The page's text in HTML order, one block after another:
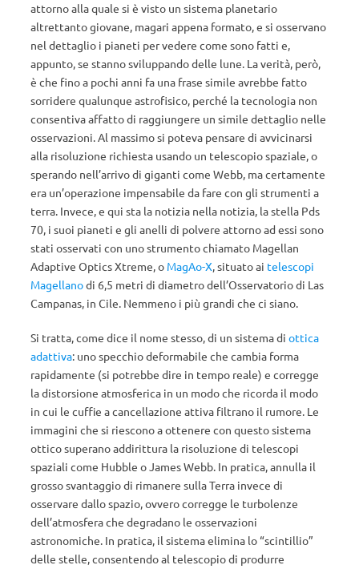
attorno alla quale si è visto un sistema planetario
altrettanto giovane, magari appena formato, e si osservano
nel dettaglio i pianeti per vedere come sono fatti e,
appunto, se stanno sviluppando delle lune. La verità, però,
è che fino a pochi anni fa una frase simile avrebbe fatto
sorridere qualunque astrofisico, perché la tecnologia non
consentiva affatto di raggiungere un simile dettaglio nelle
osservazioni. Al massimo si poteva pensare di avvicinarsi
alla risoluzione richiesta usando un telescopio spaziale, o
sperando nell’arrivo di giganti come Webb, ma certamente
era un’operazione impensabile da fare con gli strumenti a
terra. Invece, e qui sta la notizia nella notizia, la stella Pds
70, i suoi pianeti e gli anelli di polvere attorno ad essi sono
stati osservati con uno strumento chiamato Magellan
Adaptive Optics Xtreme, o MagAo-X, situato ai telescopi
Magellanodi 6,5 metri di diametro dell’Osservatorio di Las
Campanas, in Cile. Nemmeno i più grandi che ci siano.
Si tratta, come dice il nome stesso, di un sistema di ottica
adattiva: uno specchio deformabile che cambia forma
rapidamente (si potrebbe dire in tempo reale) e corregge
la distorsione atmosferica in un modo che ricorda il modo
in cui le cuffie a cancellazione attiva filtrano il rumore. Le
immagini che si riescono a ottenere con questo sistema
ottico superano addirittura la risoluzione di telescopi
spaziali come Hubble o James Webb. In pratica, annulla il
grosso svantaggio di rimanere sulla Terra invece di
osservare dallo spazio, ovvero corregge le turbolenze
dell’atmosfera che degradano le osservazioni
astronomiche. In pratica, il sistema elimina lo “scintillio”
delle stelle, consentendo al telescopio di produrre